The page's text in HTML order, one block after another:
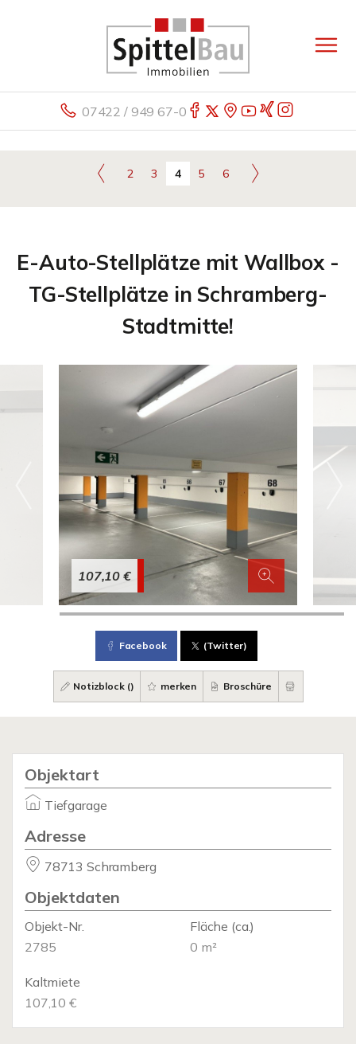
07422 / 949 67-0
2 3 4 5 6
E-Auto-Stellplätze mit Wallbox -
TG-Stellplätze in Schramberg-
Stadtmitte!
107,10 €
Facebook (Twitter)
Notizblock () merken Broschüre
Objektart
Tiefgarage
Adresse
78713 Schramberg
Objektdaten
Objekt-Nr.
2785
Fläche (ca.)
0 m²
Kaltmiete
107,10 €